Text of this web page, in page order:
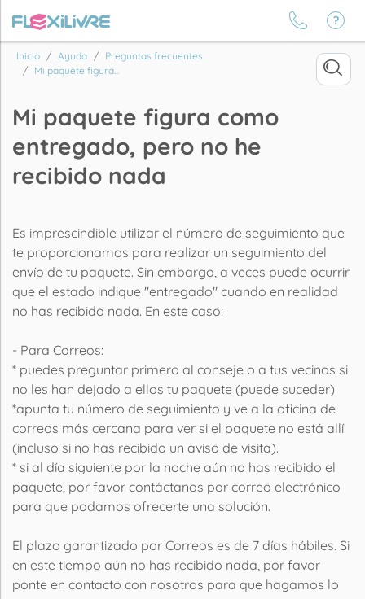
Inicio Ayuda
Preguntas frecuentes
Mi paquete figura...
Mi paquete figura como
entregado, pero no he
recibido nada
Es imprescindible utilizar el número de seguimiento que
te proporcionamos para realizar un seguimiento del
envío de tu paquete. Sin embargo, a veces puede ocurrir
que el estado indique "entregado" cuando en realidad
no has recibido nada. En este caso:
- Para Correos:
* puedes preguntar primero al conseje o a tus vecinos si
no les han dejado a ellos tu paquete (puede suceder)
*apunta tu número de seguimiento y ve a la oficina de
correos más cercana para ver si el paquete no está allí
(incluso si no has recibido un aviso de visita).
* si al día siguiente por la noche aún no has recibido el
paquete, por favor contáctanos por correo electrónico
para que podamos ofrecerte una solución.
El plazo garantizado por Correos es de 7 días hábiles. Si
en este tiempo aún no has recibido nada, por favor
ponte en contacto con nosotros para que hagamos lo